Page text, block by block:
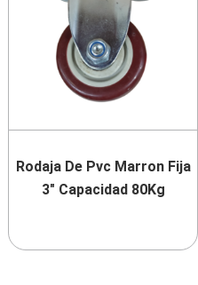
Rodaja De Pvc Marron Fija
3″ Capacidad 80Kg